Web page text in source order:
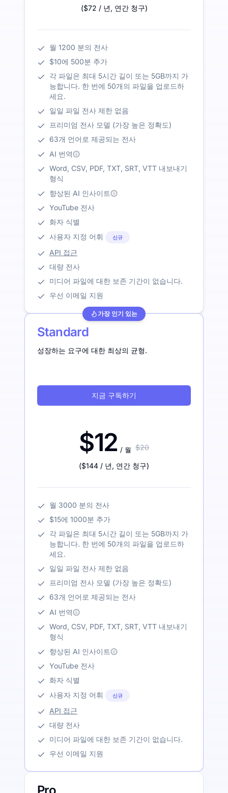
($72 / 년, 연간 청구)
월 1200 분의 전사
$10에 500분 추가
각 파일은 최대 5시간 길이 또는 5GB까지 가
능합니다. 한 번에 50개의 파일을 업로드하
세요.
일일 파일 전사 제한 없음
프리미엄 전사 모델 (가장 높은 정확도)
63개 언어로 제공되는 전사
AI 번역
Word, CSV, PDF, TXT, SRT, VTT 내보내기
형식
향상된 AI 인사이트
YouTube 전사
화자 식별
사용자 지정 어휘
신규
API 접근
대량 전사
미디어 파일에 대한 보존 기간이 없습니다.
우선 이메일 지원
가장 인기 있는
Standard
성장하는 요구에 대한 최상의 균형.
지금 구독하기
$12 / 월 $20
($144 / 년, 연간 청구)
월 3000 분의 전사
$15에 1000분 추가
각 파일은 최대 5시간 길이 또는 5GB까지 가
능합니다. 한 번에 50개의 파일을 업로드하
세요.
일일 파일 전사 제한 없음
프리미엄 전사 모델 (가장 높은 정확도)
63개 언어로 제공되는 전사
AI 번역
Word, CSV, PDF, TXT, SRT, VTT 내보내기
형식
향상된 AI 인사이트
YouTube 전사
화자 식별
사용자 지정 어휘
신규
API 접근
대량 전사
미디어 파일에 대한 보존 기간이 없습니다.
우선 이메일 지원
Pro